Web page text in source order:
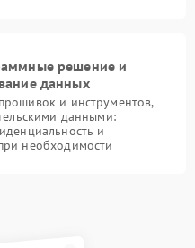
решение и
данных
и инструментов,
данными:
и
необходимости